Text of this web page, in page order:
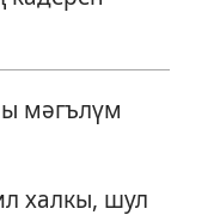
мәгълүм
халкы, шул